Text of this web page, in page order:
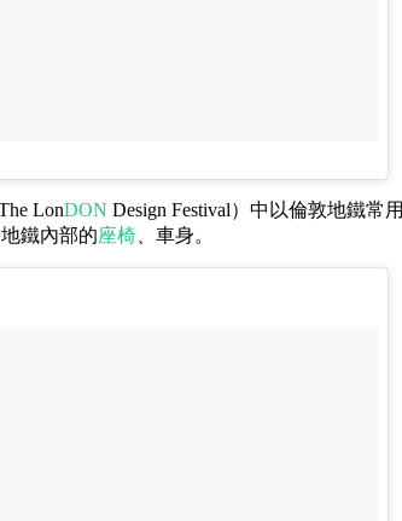
LonDON Design Festival）中以倫敦地鐵常用
鐵內部的座椅 、車身。